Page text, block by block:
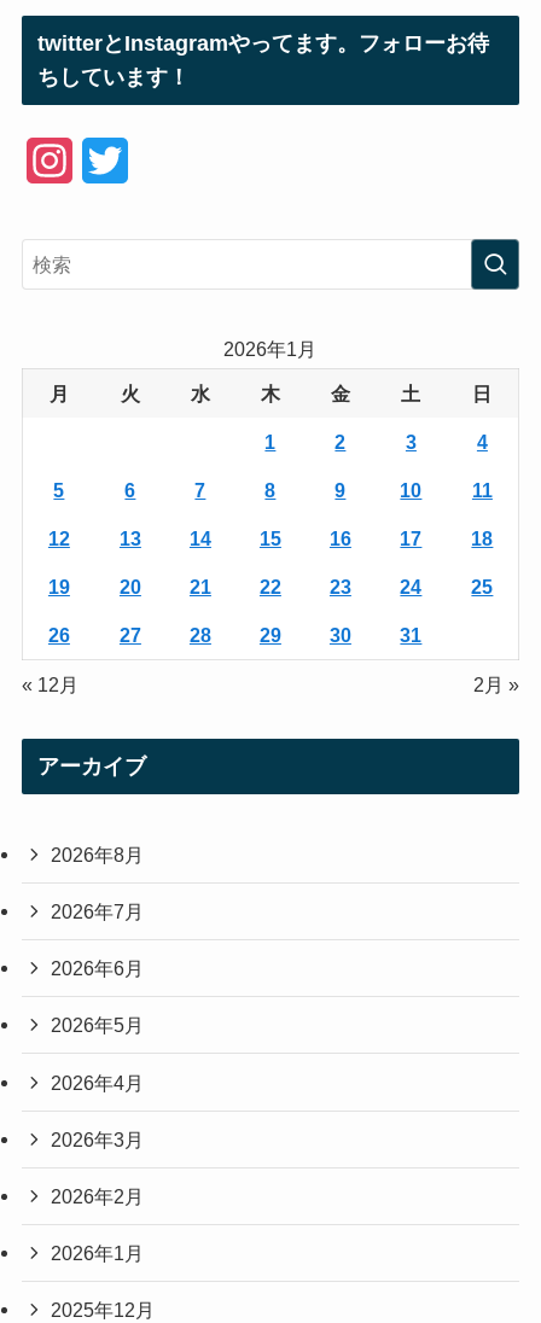
twitterとInstagramやってます。フォローお待
ちしています！
e
2026年1月
月 火 水 木 金 土 日
1 2 3 4
5 6 7 8 9 10 11
12 13 14 15 16 17 18
19 20 21 22 23 24 25
26 27 28 29 30 31
« 12月 2月 »
アーカイブ
2026年8月
2026年7月
2026年6月
2026年5月
2026年4月
2026年3月
2026年2月
2026年1月
2025年12月